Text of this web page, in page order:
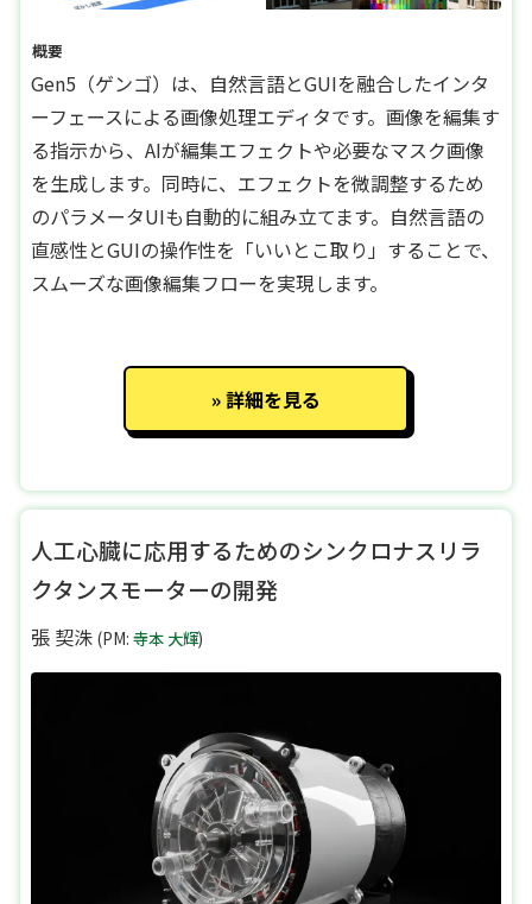
概要
Gen5（ゲンゴ）は、自然言語とGUIを融合したインタ
ーフェースによる画像処理エディタです。画像を編集す
る指示から、AIが編集エフェクトや必要なマスク画像
を生成します。同時に、エフェクトを微調整するため
のパラメータUIも自動的に組み立てます。自然言語の
直感性とGUIの操作性を「いいとこ取り」することで、
スムーズな画像編集フローを実現します。
詳細を見る
人工心臓に応用するためのシンクロナスリラ
クタンスモーターの開発
張 契洙 (PM: 寺本 大輝)